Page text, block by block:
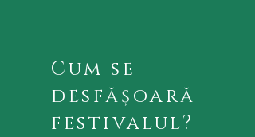
Cum se
desfășoară
festivalul?